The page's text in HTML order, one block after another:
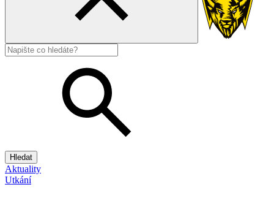
Hledat
Aktuality
Utkání